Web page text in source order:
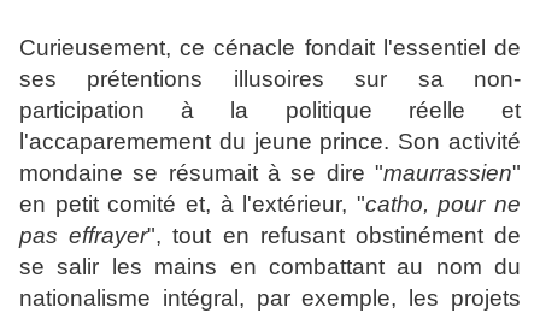
Curieusement, ce cénacle fondait l'essentiel de
ses prétentions illusoires sur sa non-
participation à la politique réelle et
l'accaparemement du jeune prince. Son activité
mondaine se résumait à se dire "maurrassien"
en petit comité et, à l'extérieur, "catho, pour ne
pas effrayer", tout en refusant obstinément de
se salir les mains en combattant au nom du
nationalisme intégral, par exemple, les projets